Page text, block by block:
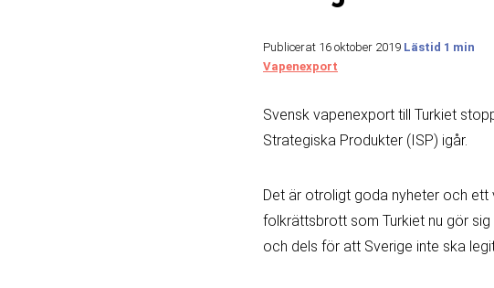
Publicerat 16 oktober 2019
Vapenexport
Svensk vapenexport till Turkiet
Strategiska Produkter (ISP) igår.
Det är otroligt goda nyheter och ett
folkrättsbrott som Turkiet nu gör
och dels för att Sverige inte ska